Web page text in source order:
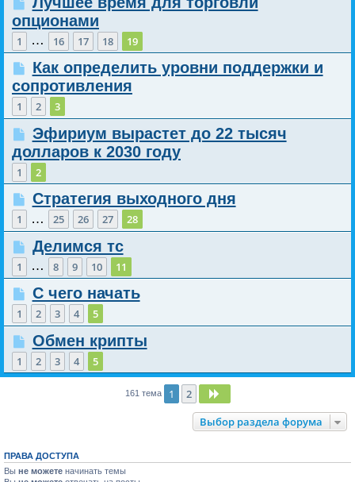
опционами
1 … 16 17 18 19
Как определить уровни поддержки и
сопротивления
1 2 3
Эфириум вырастет до 22 тысяч
долларов к 2030 году
1 2
Стратегия выходного дня
1 … 25 26 27 28
Делимся тс
1 … 8 9 10 11
С чего начать
1 2 3 4 5
Обмен крипты
1 2 3 4 5
161 тема 1 2
Выбор раздела форума
ПРАВА ДОСТУПА
Вы не можете начинать темы